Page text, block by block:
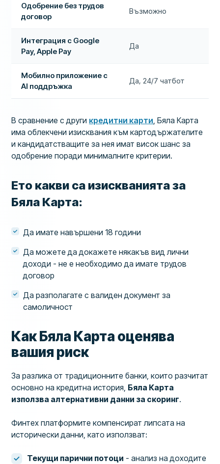
Одобрение без трудов
договор
Възможно
Интеграция с Google
Pay, Apple Pay
Да
Мобилно приложение с
AI поддръжка
Да, 24/7 чатбот
В сравнение с други кредитни карти , Бяла Карта
има облекчени изисквания към картодържателите
и кандидатстващите за нея имат висок шанс за
одобрение поради минималните критерии.
Ето какви са изискванията за
Бяла Карта:
Да имате навършени 18 години
Да можете да докажете някакъв вид лични
доходи - не е необходимо да имате трудов
договор
Да разполагате с валиден документ за
самоличност
Как Бяла Карта оценява
вашия риск
За разлика от традиционните банки, които разчитат
основно на кредитна история, Бяла Карта
използва алтернативни данни за скоринг.
Финтех платформите компенсират липсата на
исторически данни, като използват:
Текущи парични потоци - анализ на доходите